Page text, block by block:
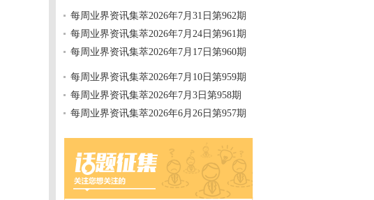
每周业界资讯集萃2026年7月31日第962期
每周业界资讯集萃2026年7月24日第961期
每周业界资讯集萃2026年7月17日第960期
每周业界资讯集萃2026年7月10日第959期
每周业界资讯集萃2026年7月3日第958期
每周业界资讯集萃2026年6月26日第957期